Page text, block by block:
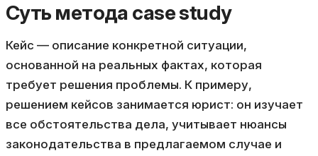
Суть метода case study
Кейс — описание конкретной ситуации,
основанной на реальных фактах, которая
требует решения проблемы. К примеру,
решением кейсов занимается юрист: он изучает
все обстоятельства дела, учитывает нюансы
законодательства в предлагаемом случае и